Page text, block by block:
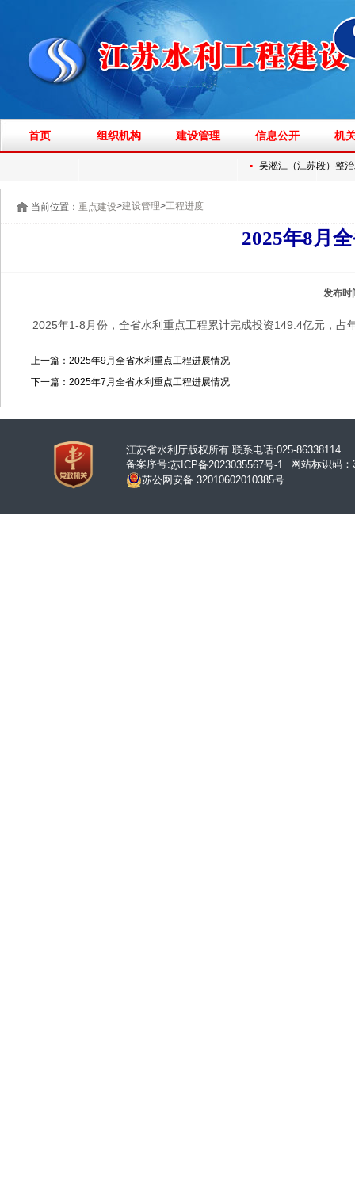
首页 组织机构 建设管理 信息公开 机
吴淞江（江苏段）整治
当前位置： 重点建设>建设管理>工程进度
2025年8月
发布时
2025年1-8月份，全省水利重点工程累计完成投资149.4亿元，占
上一篇：2025年9月全省水利重点工程进展情况
下一篇：2025年7月全省水利重点工程进展情况
江苏省水利厅版权所有 联系电话:025-86338114
备案序号:苏ICP备2023035567号-1
网站标识码
苏公网安备 32010602010385号